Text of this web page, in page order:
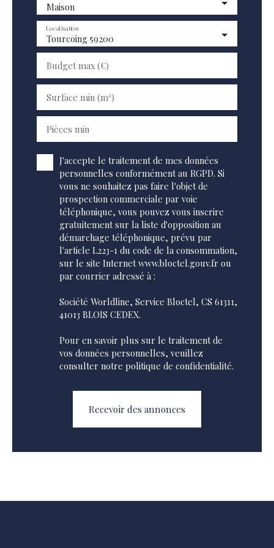
Maison
Tourcoing 59200
Localisation
Budget max (€)
Surface min (m²)
Pièces min
J'accepte le traitement de mes données
personnelles conformément au RGPD. Si
vous ne souhaitez pas faire l'objet de
prospection commerciale par voie
téléphonique, vous pouvez vous inscrire
gratuitement sur la liste d'opposition au
démarchage téléphonique, prévu par
l'article L223-1 du code de la consommation,
sur le site Internet www.bloctel.gouv.fr ou
par courrier adressé à :
Société Worldline, Service Bloctel, CS 61311,
41013 BLOIS CEDEX.
Pour en savoir plus sur le traitement de
vos données personnelles, veuillez
consulter notre politique de confidentialité.
Recevoir des annonces